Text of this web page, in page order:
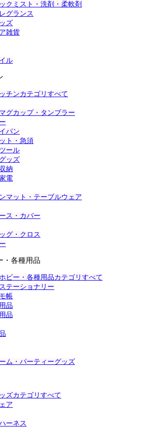
クミスト・洗剤・柔軟剤
グランス
ズ
雑貨
ル
チンカテゴリすべて
グカップ・タンブラー
パン
ト・急須
ール
ッズ
納
電
マット・テーブルウェア
ス・カバー
グ・クロス
・各種用品
ビー・各種用品カテゴリすべて
テーショナリー
帳
品
品
ム・パーティーグッズ
ズカテゴリすべて
ア
ーネス